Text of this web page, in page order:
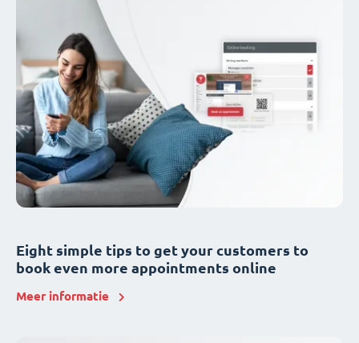
Eight simple tips to get your customers to
book even more appointments online
Meer informatie